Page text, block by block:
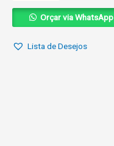
Orçar via WhatsApp
Lista de Desejos